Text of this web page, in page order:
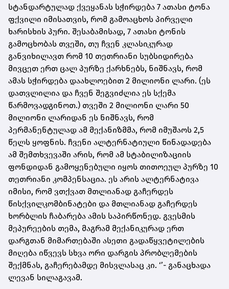
სტანდარტულად ქვეყანას სჭირდება 7 ათასი ტონა
ფქვილი იმისათვის, რომ გამოაცხოს პირველი
ხარისხის პური. შესაბამისად, 7 ათასი ტონის
გამოცხობას თვეში, თუ ჩვენ კლასიკურად
განვიხილავთ რომ 10 თეთრიანი სუბსიდირება
მივცეთ ერთ ცალ პურზე ქარხნებს, ნიშნავს, რომ
ამას სჭირდება დაახლოებით 2 მილიონი ლარი. (ეს
დათვლილია და ჩვენ შეგვიძლია ეს სქემა
წარმოვადგინოთ.) თვეში 2 მილიონი ლარი 50
მილიონი ლარიდან ეს ნიშნავს, რომ
პერმანენტულად ამ მექანიზმმა, რომ იმუშაოს 2,5
წელს ყოფნის. ჩვენი ალტერნატიული წინადადება
ამ შემთხვევაში არის, რომ ამ სტაბილიზაციის
ფონდიდან გამოყენებული იყოს თითოეულ პურზე 10
თეთრიანი კომპენსაცია. ეს არის ალტერნატივა
იმისი, რომ ვთქვათ მთლიანად გაჩერდეს
წისქვილკომბინატები და მთლიანად გაჩერდეს
ხორბლის ჩაბარება ამის საპირწონედ. გვესმის
მეპურეების თემა, მაგრამ მექანიკურად ერთ
დარგთან მიმართებაში ასეთი გადაწყვეტილების
მიღება იწვევს სხვა ორი დარგის პრობლემების
შექმნას, გაჩერებამდე მისვლასაც კი. ‘’- განაცხადა
ლევან სილაგავამ.